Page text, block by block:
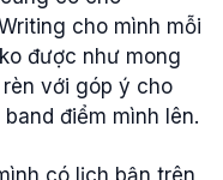
cho mình mỗi
ko được như mong
rèn với góp ý cho
band điểm mình lên.
có lịch bận trên